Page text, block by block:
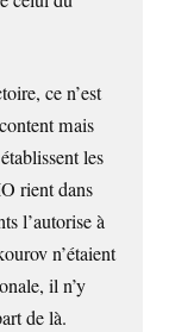
ce n’est
mais
les
rient dans
l’autorise à
n’étaient
il n’y
de là.